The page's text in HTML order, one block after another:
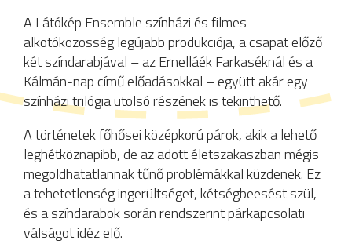
A Látókép Ensemble színházi és filmes
alkotóközösség legújabb produkciója, a csapat előző
két színdarabjával – az Ernelláék Farkaséknál és a
Kálmán-nap című előadásokkal – együtt akár egy
színházi trilógia utolsó részének is tekinthető.
A történetek főhősei középkorú párok, akik a lehető
leghétköznapibb, de az adott életszakaszban mégis
megoldhatatlannak tűnő problémákkal küzdenek. Ez
a tehetetlenség ingerültséget, kétségbeesést szül,
és a színdarabok során rendszerint párkapcsolati
válságot idéz elő.